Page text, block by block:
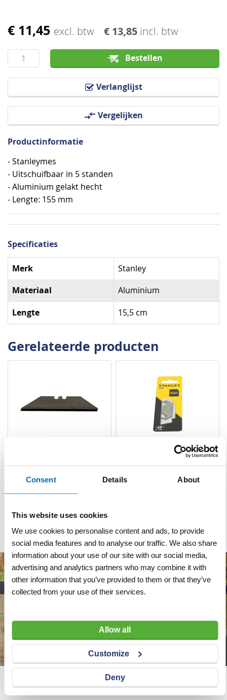
Consent Details About
This website uses cookies
We use cookies to personalise content and ads, to provide
social media features and to analyse our traffic. We also share
information about your use of our site with our social media,
advertising and analytics partners who may combine it with
other information that you’ve provided to them or that they’ve
collected from your use of their services.
Allow all
Customize
Deny
€ 11,45 excl. btw € 13,85 incl. btw
Bestellen
Verlanglijst
Vergelijken
Ga
het
begin
van
Productinformatie
- Stanleymes
- Uitschuifbaar in 5 standen
- Aluminium gelakt hecht
- Lengte: 155 mm
Specificaties
Specificaties
Merk Stanley
Materiaal Aluminium
Lengte 15,5 cm
Gerelateerde producten
Stanleymes recht 1992 per
5 stuks
VERGELIJKEN
€ 4,50
Stanleymes haaks 1996
per 5 stuks
Wij adviseren u graag